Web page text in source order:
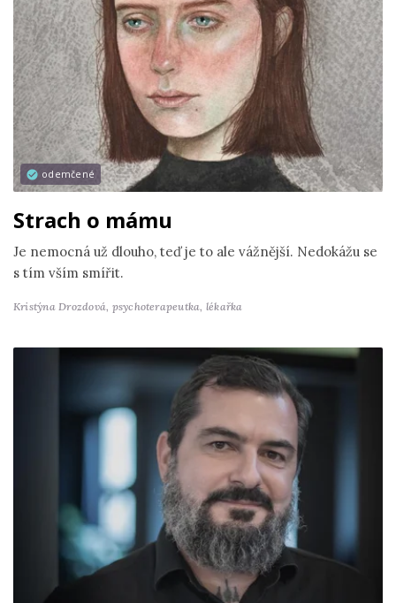
odemčené
Strach o mámu
Je nemocná už dlouho, teď je to ale vážnější. Nedokážu se
s tím vším smířit.
Kristýna Drozdová, psychoterapeutka, lékařka